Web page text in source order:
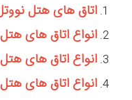
اتاق های هتل
انواع اتاق های
انواع اتاق های هتل
انواع اتاق های